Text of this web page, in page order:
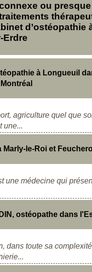
ou
d’ostéopathie
Erdre
à Longueuil
agriculture quel que
une...
Marly-le-Roi et
une médecine qui
ostéopathe dans
dans toute sa